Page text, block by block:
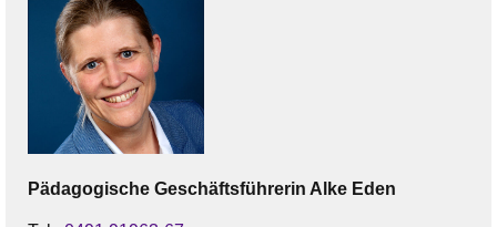
Pädagogische Geschäftsführerin Alke Eden